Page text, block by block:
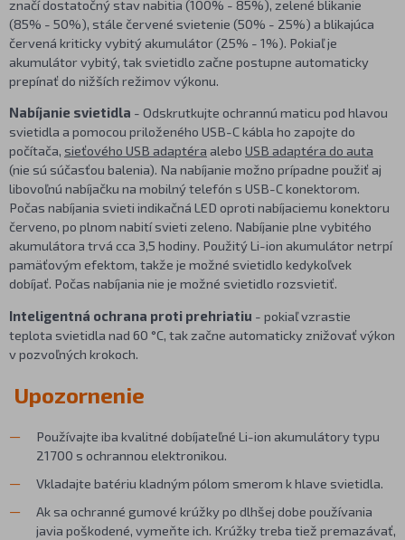
značí dostatočný stav nabitia (100% - 85%), zelené blikanie
(85% - 50%), stále červené svietenie (50% - 25%) a blikajúca
červená kriticky vybitý akumulátor (25% - 1%). Pokiaľ je
akumulátor vybitý, tak svietidlo začne postupne automaticky
prepínať do nižších režimov výkonu.
Nabíjanie svietidla - Odskrutkujte ochrannú maticu pod hlavou
svietidla a pomocou priloženého USB-C kábla ho zapojte do
počítača, sieťového USB adaptéra alebo USB adaptéra do auta
(nie sú súčasťou balenia). Na nabíjanie možno prípadne použiť aj
libovoľnú nabíjačku na mobilný telefón s USB-C konektorom.
Počas nabíjania svieti indikačná LED oproti nabíjaciemu konektoru
červeno, po plnom nabití svieti zeleno. Nabíjanie plne vybitého
akumulátora trvá cca 3,5 hodiny. Použitý Li-ion akumulátor netrpí
pamäťovým efektom, takže je možné svietidlo kedykoľvek
dobíjať. Počas nabíjania nie je možné svietidlo rozsvietiť.
Inteligentná ochrana proti prehriatiu - pokiaľ vzrastie
teplota svietidla nad 60 °C, tak začne automaticky znižovať výkon
v pozvoľných krokoch.
Upozornenie
Používajte iba kvalitné dobíjateľné Li-ion akumulátory typu
21700 s ochrannou elektronikou.
Vkladajte batériu kladným pólom smerom k hlave svietidla.
Ak sa ochranné gumové krúžky po dlhšej dobe používania
javia poškodené, vymeňte ich. Krúžky treba tiež premazávať,